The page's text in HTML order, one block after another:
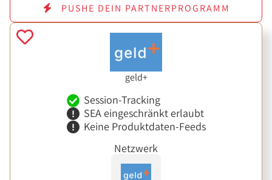
PUSHE DEIN PARTNERPROGRAMM
geld+
Session-Tracking
SEA eingeschränkt erlaubt
Keine Produktdaten-Feeds
Netzwerk